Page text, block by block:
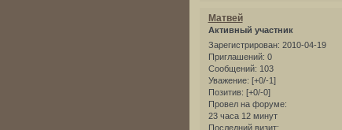
Матвей
Активный участник
Зарегистрирован: 2010-04-19
Приглашений: 0
Сообщений: 103
Уважение: [+0/-1]
Позитив: [+0/-0]
Провел на форуме:
23 часа 12 минут
Последний визит: